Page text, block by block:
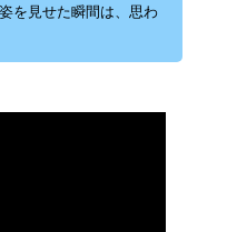
を見せた瞬間は、思わ